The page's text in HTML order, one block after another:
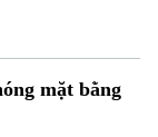
mặt bằng